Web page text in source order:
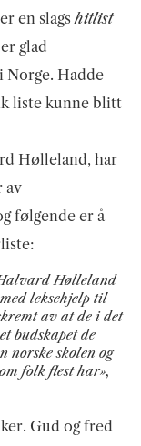
en slags hitlist
glad
Hadde
liste kunne blitt
Hølleland, har
av
følgende er å
Hølleland
leksehjelp til
av at de i det
budskapet de
norske skolen og
folk flest har»,
Gud og fred